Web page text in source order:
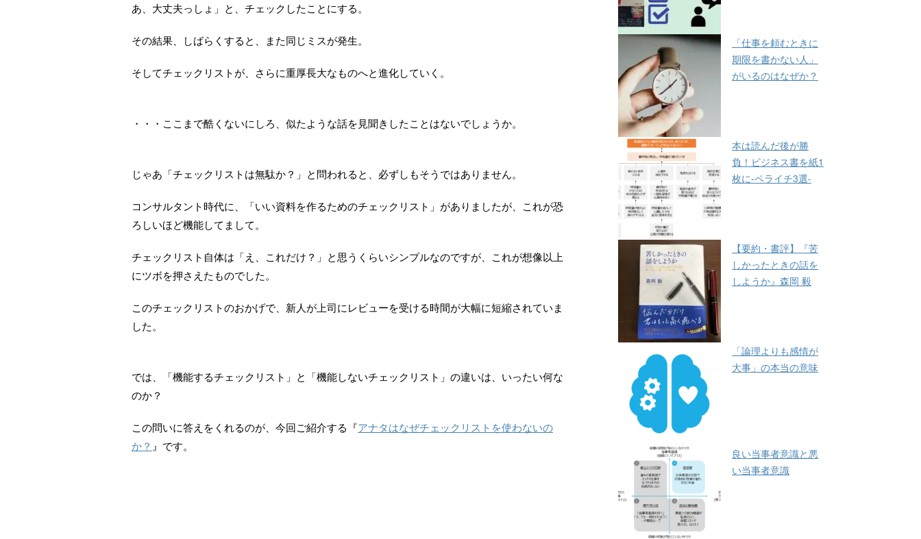
あ、大丈夫っしょ」と、チェックしたことにする。
その結果、しばらくすると、また同じミスが発生。
そしてチェックリストが、さらに重厚長大なものへと進化していく。
・・・ここまで酷くないにしろ、似たような話を見聞きしたことはないでしょうか。
じゃあ「チェックリストは無駄か？」と問われると、必ずしもそうではありません。
コンサルタント時代に、「いい資料を作るためのチェックリスト」がありましたが、これが恐
ろしいほど機能してまして。
チェックリスト自体は「え、これだけ？」と思うくらいシンプルなのですが、これが想像以上
にツボを押さえたものでした。
このチェックリストのおかげで、新人が上司にレビューを受ける時間が大幅に短縮されていま
した。
では、「機能するチェックリスト」と「機能しないチェックリスト」の違いは、いったい何な
のか？
この問いに答えをくれるのが、今回ご紹介する『アナタはなぜチェックリストを使わないの
か？ 』です。
「仕事を頼むときに
期限を書かない人」
がいるのはなぜか？
本は読んだ後が勝
負！ビジネス書を紙1
枚に-ペライチ3選-
【要約・書評】『苦
しかったときの話を
しようか』森岡 毅
「論理よりも感情が
大事」の本当の意味
良い当事者意識と悪
い当事者意識